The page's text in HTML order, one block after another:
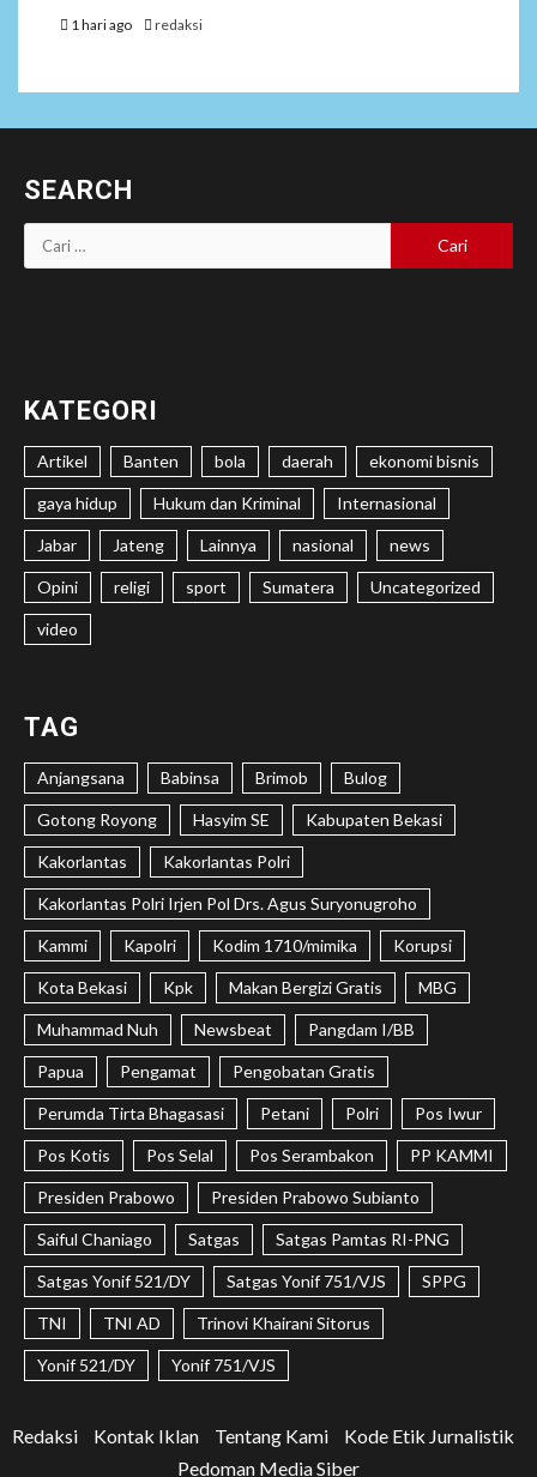
1 hari ago redaksi
SEARCH
Cari
untuk:
KATEGORI
Artikel Banten bola daerah ekonomi bisnis
gaya hidup Hukum dan Kriminal Internasional
Jabar Jateng Lainnya nasional news
Opini religi sport Sumatera Uncategorized
video
TAG
Anjangsana Babinsa Brimob Bulog
Gotong Royong Hasyim SE Kabupaten Bekasi
Kakorlantas Kakorlantas Polri
Kakorlantas Polri Irjen Pol Drs. Agus Suryonugroho
Kammi Kapolri Kodim 1710/mimika Korupsi
Kota Bekasi Kpk Makan Bergizi Gratis MBG
Muhammad Nuh Newsbeat Pangdam I/BB
Papua Pengamat Pengobatan Gratis
Perumda Tirta Bhagasasi Petani Polri Pos Iwur
Pos Kotis Pos Selal Pos Serambakon PP KAMMI
Presiden Prabowo Presiden Prabowo Subianto
Saiful Chaniago Satgas Satgas Pamtas RI-PNG
Satgas Yonif 521/DY Satgas Yonif 751/VJS SPPG
TNI TNI AD Trinovi Khairani Sitorus
Yonif 521/DY Yonif 751/VJS
Redaksi Kontak Iklan Tentang Kami
Kode Etik Jurnalistik
Pedoman Media Siber